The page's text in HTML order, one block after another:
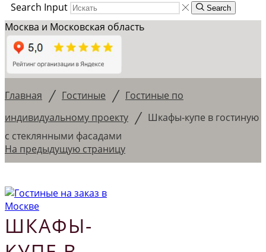
Search Input
Search
Москва и Московская область
Главная / Гостиные / Гостиные по
индивидуальному проекту / Шкафы-купе в гостиную
с стеклянными фасадами
На предыдущую страницу
ШКАФЫ-